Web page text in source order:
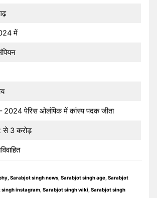
में
2024 पेरिस ओलंपिक में कांस्य पदक जीता
3 करोड़
Sarabjot singh news, Sarabjot singh age, Sarabjot
instagram, Sarabjot singh wiki, Sarabjot singh